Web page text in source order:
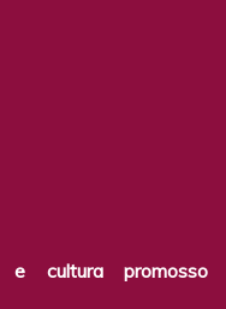
cultura promosso